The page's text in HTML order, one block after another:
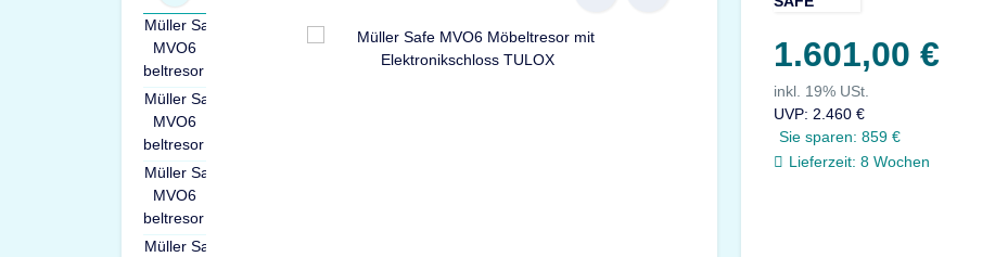
1.601,00 €
inkl. 19% USt.
UVP: 2.460 €
Sie sparen:859 €
Lieferzeit: 8 Wochen